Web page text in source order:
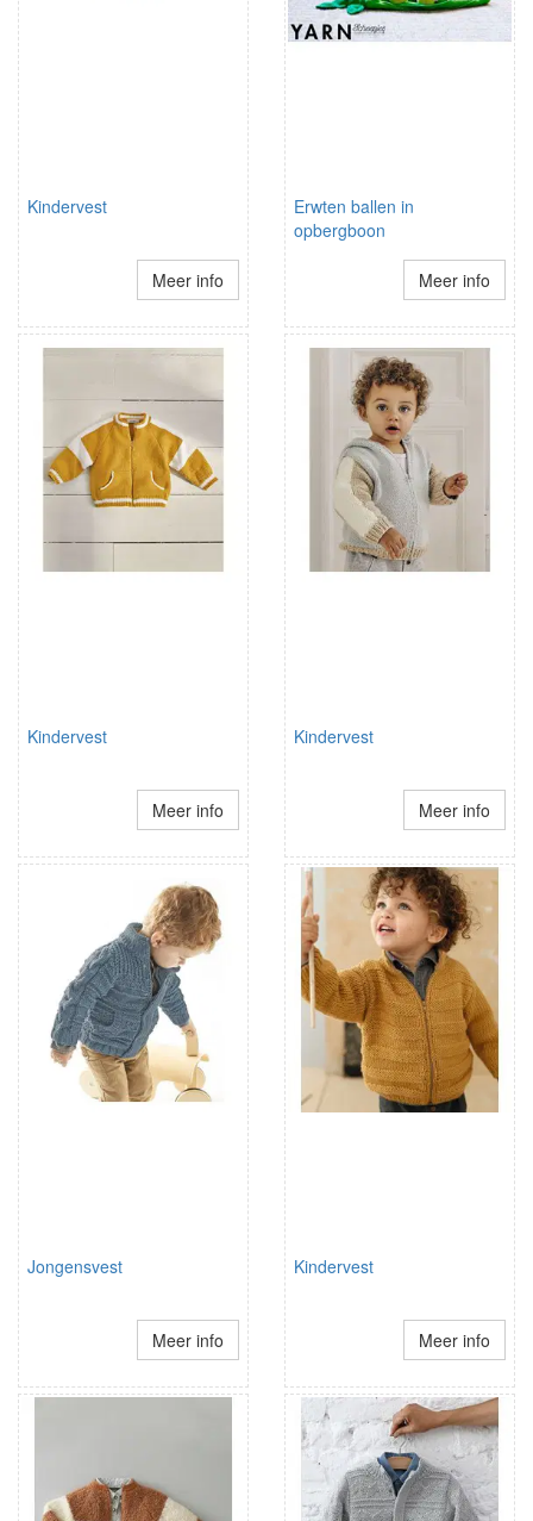
Kindervest
Meer info
Erwten ballen in
opbergboon
Meer info
Kindervest
Meer info
Kindervest
Meer info
Jongensvest
Meer info
Kindervest
Meer info